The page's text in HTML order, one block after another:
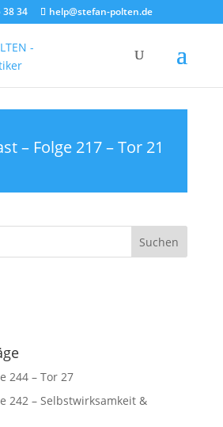
38 34 help@stefan-polten.de
– Folge 217 – Tor 21
244 – Tor 27
242 – Selbstwirksamkeit &